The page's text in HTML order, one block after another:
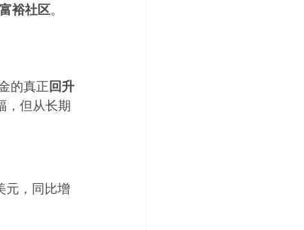
裕社区。
的真正回升
，但从长期
元，同比增